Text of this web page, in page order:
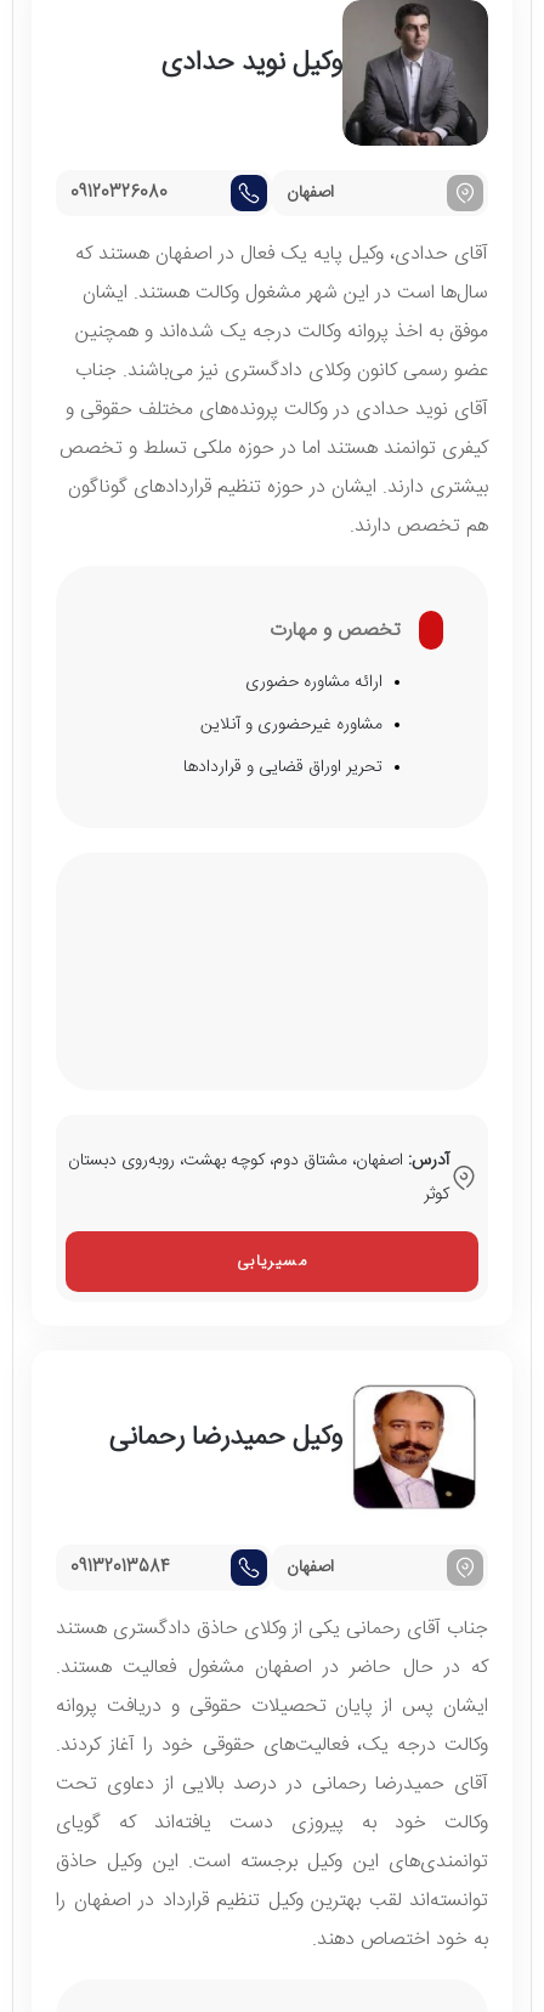
وکیل نوید حدادی
اصفهان 09120326080
آقای حدادی، وکیل پایه یک فعال در اصفهان هستند که
سال‌ها است در این شهر مشغول وکالت هستند. ایشان
موفق به اخذ پروانه وکالت درجه یک شده‌اند و همچنین
عضو رسمی کانون وکلای دادگستری نیز می‌باشند. جناب
آقای نوید حدادی در وکالت پرونده‌های مختلف حقوقی و
کیفری توانمند هستند اما در حوزه ملکی تسلط و تخصص
بیشتری دارند. ایشان در حوزه تنظیم قراردادهای گوناگون
هم تخصص دارند.
تخصص و مهارت
ارائه مشاوره حضوری
مشاوره غیرحضوری و آنلاین
تحریر اوراق قضایی و قراردادها
آدرس: اصفهان، مشتاق دوم، کوچه بهشت، روبه‌روی دبستان
کوثر
مسیریابی
وکیل حمیدرضا رحمانی
اصفهان 09132013584
جناب آقای رحمانی یکی از وکلای حاذق دادگستری هستند
که در حال حاضر در اصفهان مشغول فعالیت هستند.
ایشان پس از پایان تحصیلات حقوقی و دریافت پروانه
وکالت درجه یک، فعالیت‌های حقوقی خود را آغاز کردند.
آقای حمیدرضا رحمانی در درصد بالایی از دعاوی تحت
وکالت خود به پیروزی دست یافته‌اند که گویای
توانمندی‌های این وکیل برجسته است. این وکیل حاذق
توانسته‌اند لقب بهترین وکیل تنظیم قرارداد در اصفهان را
به خود اختصاص دهند.